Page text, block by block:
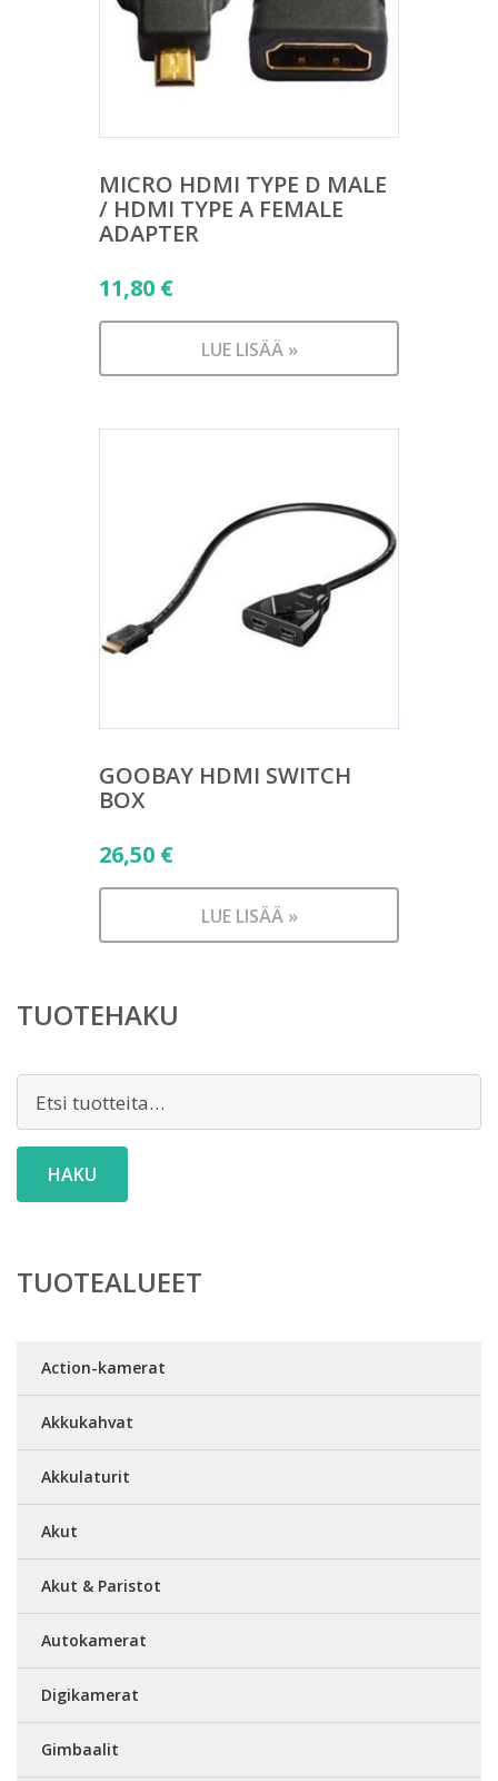
MICRO HDMI TYPE D MALE
/ HDMI TYPE A FEMALE
ADAPTER
11,80 €
LUE LISÄÄ »
GOOBAY HDMI SWITCH
BOX
26,50 €
LUE LISÄÄ »
TUOTEHAKU
HAKU
TUOTEALUEET
Action-kamerat
Akkukahvat
Akkulaturit
Akut
Akut & Paristot
Autokamerat
Digikamerat
Gimbaalit